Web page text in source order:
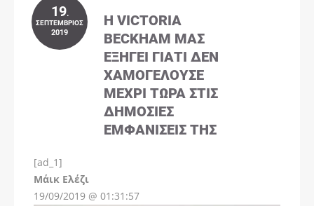
19.
ΣΕΠΤΈΜΒΡΙΟΣ
2019
Η VICTORIA
BECKHAM ΜΑΣ
ΕΞΗΓΕΊ ΓΙΑΤΊ ΔΕΝ
ΧΑΜΟΓΕΛΟΎΣΕ
ΜΈΧΡΙ ΤΏΡΑ ΣΤΙΣ
ΔΗΜΌΣΙΕΣ
ΕΜΦΑΝΊΣΕΙΣ ΤΗΣ
[ad_1]
Μάικ Ελέζι
19/09/2019 @ 01:31:57